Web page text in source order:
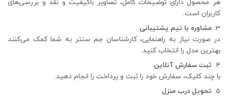
هر محصول دارای توضیحات کامل، تصاویر باکیفیت و نقد و بررسی‌های
کاربران است.
مشاوره با تیم پشتیبانی
در صورت نیاز به راهنمایی، کارشناسان جم سنتر به شما کمک می‌کنند
بهترین مدل را انتخاب کنید.
ثبت سفارش آنلاین
با چند کلیک، سفارش خود را ثبت و پرداخت را انجام دهید.
تحویل درب منزل